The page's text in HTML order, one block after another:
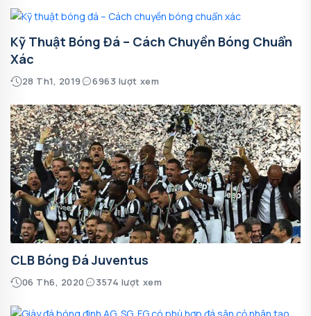
Kỹ Thuật Bóng Đá – Cách Chuyền Bóng Chuẩn
Xác
28 Th1, 2019 6963 lượt xem
CLB Bóng Đá Juventus
06 Th6, 2020 3574 lượt xem